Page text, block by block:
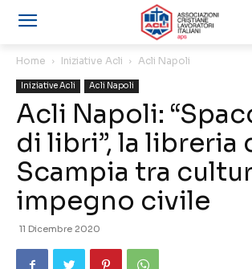
Home Iniziative Acli Acli Napoli
Iniziative Acli Acli Napoli
Acli Napoli:
di libri”, la libreria
Scampia tra
impegno civile
11 Dicembre 2020